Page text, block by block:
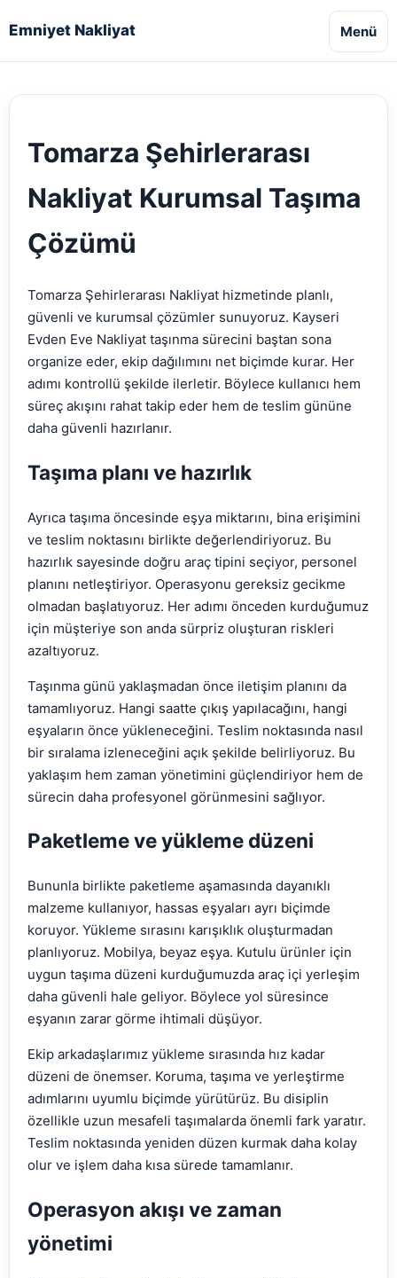
Emniyet Nakliyat Menü
Tomarza Şehirlerarası
Nakliyat Kurumsal Taşıma
Çözümü
Tomarza Şehirlerarası Nakliyat hizmetinde planlı,
güvenli ve kurumsal çözümler sunuyoruz. Kayseri
Evden Eve Nakliyat taşınma sürecini baştan sona
organize eder, ekip dağılımını net biçimde kurar. Her
adımı kontrollü şekilde ilerletir. Böylece kullanıcı hem
süreç akışını rahat takip eder hem de teslim gününe
daha güvenli hazırlanır.
Taşıma planı ve hazırlık
Ayrıca taşıma öncesinde eşya miktarını, bina erişimini
ve teslim noktasını birlikte değerlendiriyoruz. Bu
hazırlık sayesinde doğru araç tipini seçiyor, personel
planını netleştiriyor. Operasyonu gereksiz gecikme
olmadan başlatıyoruz. Her adımı önceden kurduğumuz
için müşteriye son anda sürpriz oluşturan riskleri
azaltıyoruz.
Taşınma günü yaklaşmadan önce iletişim planını da
tamamlıyoruz. Hangi saatte çıkış yapılacağını, hangi
eşyaların önce yükleneceğini. Teslim noktasında nasıl
bir sıralama izleneceğini açık şekilde belirliyoruz. Bu
yaklaşım hem zaman yönetimini güçlendiriyor hem de
sürecin daha profesyonel görünmesini sağlıyor.
Paketleme ve yükleme düzeni
Bununla birlikte paketleme aşamasında dayanıklı
malzeme kullanıyor, hassas eşyaları ayrı biçimde
koruyor. Yükleme sırasını karışıklık oluşturmadan
planlıyoruz. Mobilya, beyaz eşya. Kutulu ürünler için
uygun taşıma düzeni kurduğumuzda araç içi yerleşim
daha güvenli hale geliyor. Böylece yol süresince
eşyanın zarar görme ihtimali düşüyor.
Ekip arkadaşlarımız yükleme sırasında hız kadar
düzeni de önemser. Koruma, taşıma ve yerleştirme
adımlarını uyumlu biçimde yürütürüz. Bu disiplin
özellikle uzun mesafeli taşımalarda önemli fark yaratır.
Teslim noktasında yeniden düzen kurmak daha kolay
olur ve işlem daha kısa sürede tamamlanır.
Operasyon akışı ve zaman
yönetimi